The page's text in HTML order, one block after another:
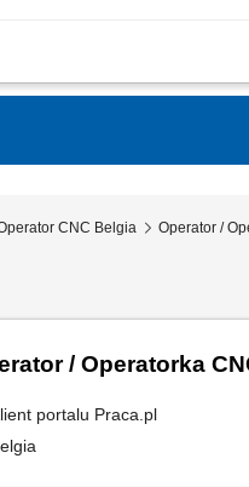
Zakres obowiązków:
CNC Belgia Operator /
/ Operatorka
portalu Praca.pl